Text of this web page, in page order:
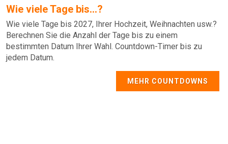
Wie viele Tage bis...?
Wie viele Tage bis 2027, Ihrer Hochzeit, Weihnachten usw.?
Berechnen Sie die Anzahl der Tage bis zu einem
bestimmten Datum Ihrer Wahl. Countdown-Timer bis zu
jedem Datum.
MEHR COUNTDOWNS